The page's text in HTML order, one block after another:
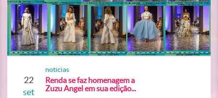
22
set
noticias
Renda se faz homenagem a
Zuzu Angel em sua edição...